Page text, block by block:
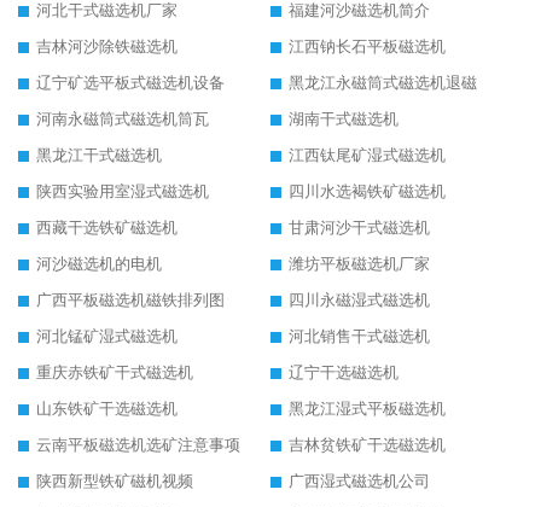
河北干式磁选机厂家
福建河沙磁选机简介
吉林河沙除铁磁选机
江西钠长石平板磁选机
辽宁矿选平板式磁选机设备
黑龙江永磁筒式磁选机退磁
河南永磁筒式磁选机筒瓦
湖南干式磁选机
黑龙江干式磁选机
江西钛尾矿湿式磁选机
陕西实验用室湿式磁选机
四川水选褐铁矿磁选机
西藏干选铁矿磁选机
甘肃河沙干式磁选机
河沙磁选机的电机
潍坊平板磁选机厂家
广西平板磁选机磁铁排列图
四川永磁湿式磁选机
河北锰矿湿式磁选机
河北销售干式磁选机
重庆赤铁矿干式磁选机
辽宁干选磁选机
山东铁矿干选磁选机
黑龙江湿式平板磁选机
云南平板磁选机选矿注意事项
吉林贫铁矿干选磁选机
陕西新型铁矿磁机视频
广西湿式磁选机公司